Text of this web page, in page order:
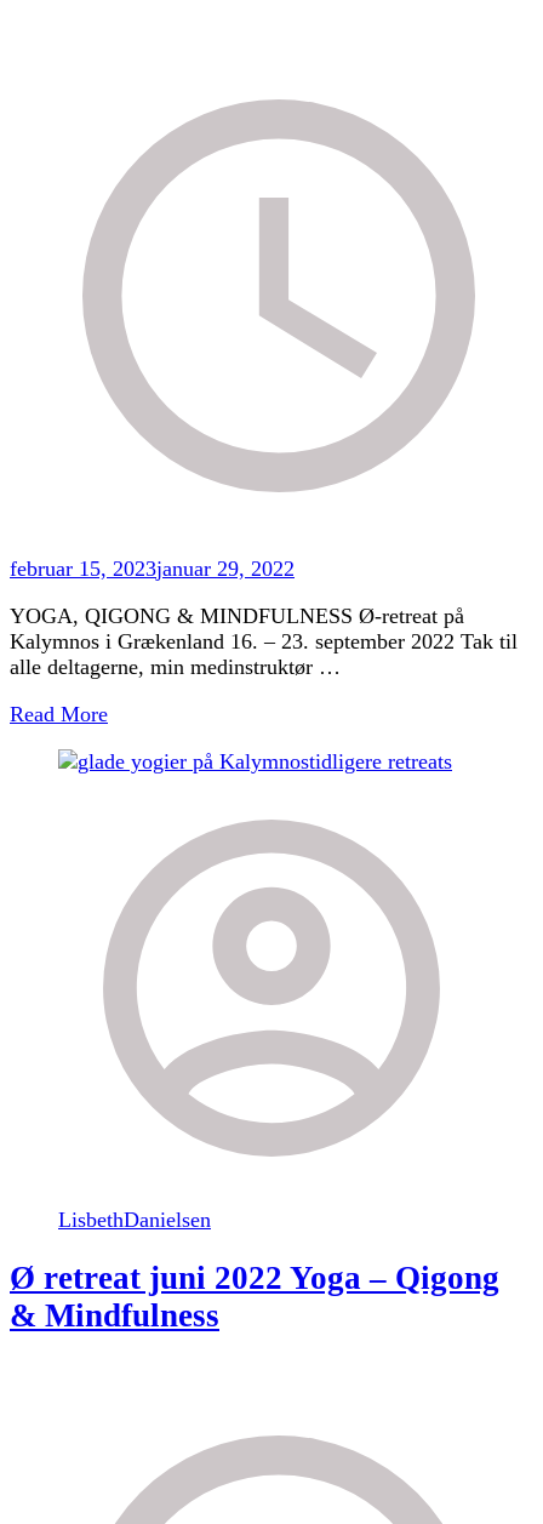
februar 15, 2023januar 29, 2022
YOGA, QIGONG & MINDFULNESS Ø-retreat på
Kalymnos i Grækenland 16. – 23. september 2022 Tak til
alle deltagerne, min medinstruktør …
Read More
tidligere retreats
LisbethDanielsen
Ø retreat juni 2022 Yoga – Qigong
& Mindfulness